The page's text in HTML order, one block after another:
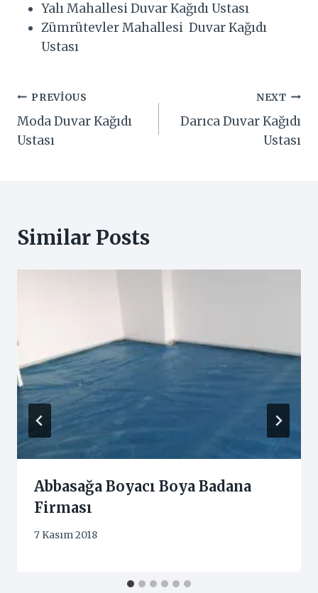
Yalı Mahallesi Duvar Kağıdı Ustası
Zümrütevler Mahallesi Duvar Kağıdı
Ustası
Yazı
gezinmesi
PREVIOUS
Moda Duvar Kağıdı
Ustası
NEXT
Darıca Duvar Kağıdı
Ustası
Similar Posts
Abbasağa Boyacı Boya Badana
Firması
7 Kasım 2018